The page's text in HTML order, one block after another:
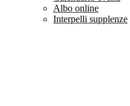
Albo online
Interpelli supplenze